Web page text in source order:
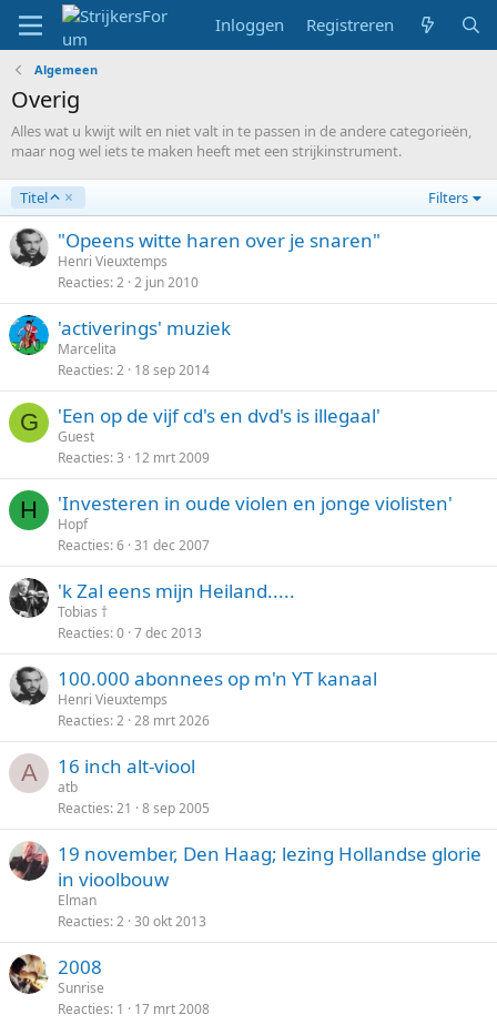
Inloggen Registreren
Algemeen
Overig
Alles wat u kwijt wilt en niet valt in te passen in de andere categorieën,
maar nog wel iets te maken heeft met een strijkinstrument.
Titel
O
p
l
o
n
d
Filters
"Opeens witte haren over je snaren"
Henri Vieuxtemps
Reacties 2 2 jun 2010
'activerings' muziek
Marcelita
Reacties 2 18 sep 2014
G 'Een op de vijf cd's en dvd's is illegaal'
Guest
Reacties 3 12 mrt 2009
H 'Investeren in oude violen en jonge violisten'
Hopf
Reacties 6 31 dec 2007
'k Zal eens mijn Heiland.....
Tobias †
Reacties 0 7 dec 2013
100.000 abonnees op m'n YT kanaal
Henri Vieuxtemps
Reacties 2 28 mrt 2026
A 16 inch alt-viool
atb
Reacties 21 8 sep 2005
19 november, Den Haag; lezing Hollandse glorie
in vioolbouw
Elman
Reacties 2 30 okt 2013
2008
Sunrise
Reacties 1 17 mrt 2008